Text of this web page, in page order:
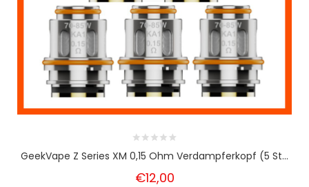
GeekVape Z Series XM 0,15 Ohm Verdampferkopf (5 St...
€12,00